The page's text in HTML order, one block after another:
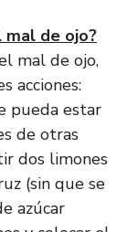
mal de ojo?
mal de ojo,
acciones:
pueda estar
de otras
dos limones
(sin que se
azúcar